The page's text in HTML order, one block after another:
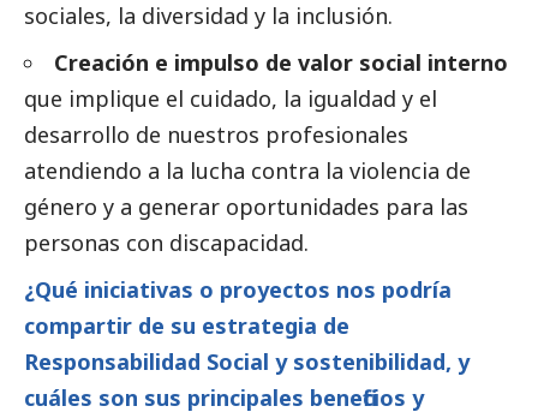
sociales, la diversidad y la inclusión.
Creación e impulso de valor social interno
que implique el cuidado, la igualdad y el
desarrollo de nuestros profesionales
atendiendo a la lucha contra la violencia de
género y a generar oportunidades para las
personas con discapacidad.
¿Qué iniciativas o proyectos nos podría
compartir de su estrategia de
Responsabilidad Social y sostenibilidad, y
cuáles son sus principales beneficios y